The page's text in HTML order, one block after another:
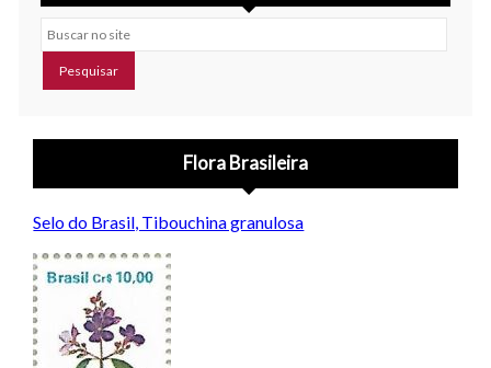
Buscar no site
Flora Brasileira
Selo do Brasil, Tibouchina granulosa